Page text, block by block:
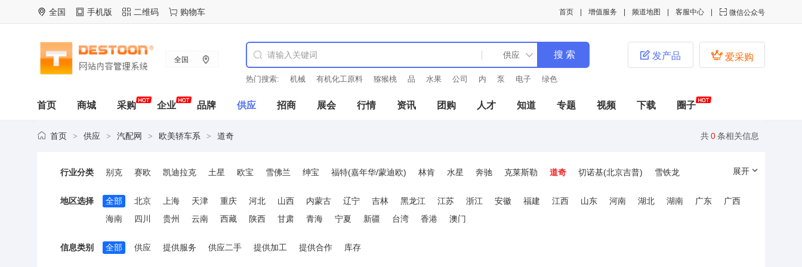
全国 手机版 二维码 购物车  微信公众号
客服中心
频道地图
增值服务
首页
全国
热门搜索: 机械 有机化工原料 猕猴桃 品 水果 公司 内 泵 电子 绿色
 爱采购
 发产品
首页 商城 采购 企业 品牌 供应 招商 展会 行情 资讯 团购 人才 知道 专题 视频 下载 圈子
共0条相关信息
首页 > 供应 > 汽配网 > 欧美轿车系 > 道奇
行业分类 别克 赛欧 凯迪拉克 土星 欧宝 雪佛兰 绅宝 福特(嘉年华/蒙迪欧) 林肯 水星 奔驰 克莱斯勒 道奇 切诺基(北京吉普)
雪铁龙
展开
地区选择 全部 北京 上海 天津 重庆 河北 山西 内蒙古 辽宁 吉林 黑龙江 江苏 浙江 安徽 福建 江西 山东 河南 湖北 湖南 广东
广西
海南
四川 贵州 云南 西藏 陕西 甘肃 青海 宁夏 新疆 台湾 香港 澳门
信息类别 全部 供应 提供服务 供应二手 提供加工 提供合作 库存